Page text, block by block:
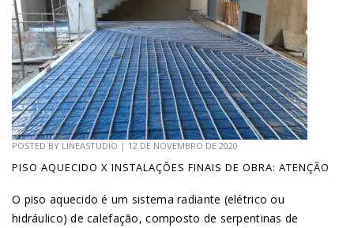
POSTED BY LINEASTUDIO | 12 DE NOVEMBRO DE 2020
PISO AQUECIDO X INSTALAÇÕES FINAIS DE OBRA: ATENÇÃO
O piso aquecido é um sistema radiante (elétrico ou
hidráulico) de calefação, composto de serpentinas de